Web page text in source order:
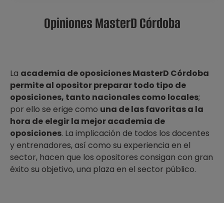
Opiniones MasterD Córdoba
La academia de oposiciones MasterD Córdoba
permite al opositor preparar todo tipo de
oposiciones, tanto nacionales como locales;
por ello se erige como una de las favoritas a la
hora de elegir la mejor academia de
oposiciones. La implicación de todos los docentes
y entrenadores, así como su experiencia en el
sector, hacen que los opositores consigan con gran
éxito su objetivo, una plaza en el sector público.